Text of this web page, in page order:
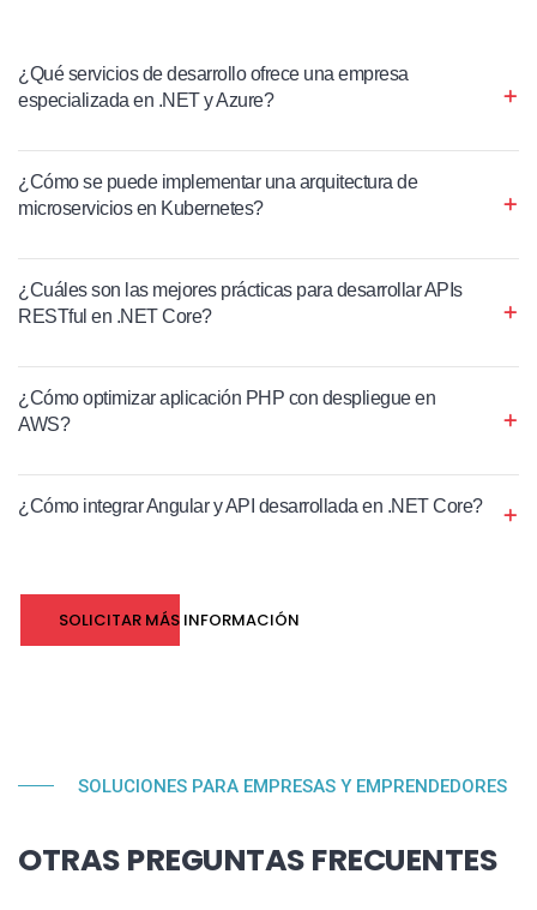
¿Qué servicios de desarrollo ofrece una empresa
especializada en .NET y Azure?
¿Cómo se puede implementar una arquitectura de
microservicios en Kubernetes?
¿Cuáles son las mejores prácticas para desarrollar APIs
RESTful en .NET Core?
¿Cómo optimizar aplicación PHP con despliegue en
AWS?
¿Cómo integrar Angular y API desarrollada en .NET Core?
SOLICITAR MÁS INFORMACIÓN
SOLUCIONES PARA EMPRESAS Y EMPRENDEDORES
OTRAS PREGUNTAS FRECUENTES